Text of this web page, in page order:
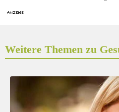
Weitere Themen zu